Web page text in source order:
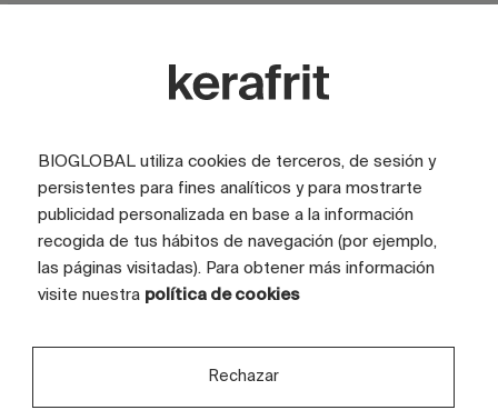
TAMAÑO TOTAL GRÁFICA (CM) 360x270
CARAS
BIOGLOBAL utiliza cookies de terceros, de sesión y
persistentes para fines analíticos y para mostrarte
publicidad personalizada en base a la información
recogida de tus hábitos de navegación (por ejemplo,
las páginas visitadas). Para obtener más información
visite nuestra política de cookies
Rechazar